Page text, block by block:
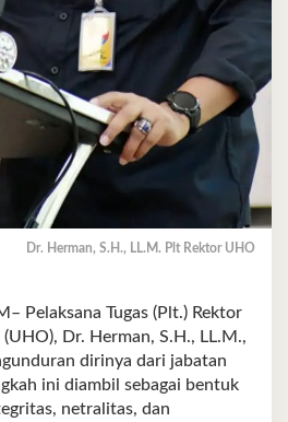
Dr. Herman, S.H., LL.M. Plt Rektor UHO
Pelaksana Tugas (Plt.) Rektor
Dr. Herman, S.H., LL.M.,
dirinya dari jabatan
ini diambil sebagai bentuk
netralitas, dan